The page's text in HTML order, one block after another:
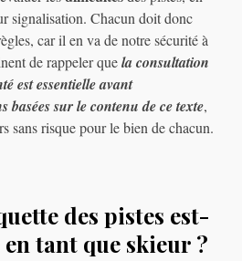
signalisation. Chacun doit donc
car il en va de notre sécurité à
de rappeler quela consultation
est essentielle avant
basées sur le contenu de ce texte,
sans risque pour le bien de chacun.
des pistes est-
tant que skieur ?